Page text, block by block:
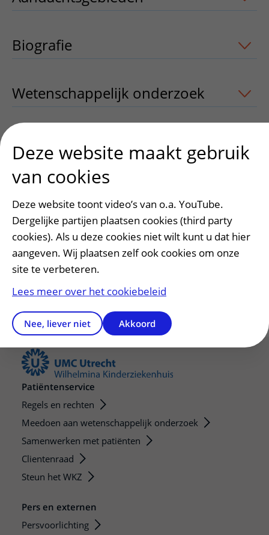
Biografie
Wetenschappelijk onderzoek
uitklapper, klik om te
Heeft deze informatie u geholpen?
Ja
Nee
Patiëntenservice
Regels en rechten
Meedoen aan wetenschappelijk onderzoek
Samenwerken met patiënten
Clientenraad
Steun het WKZ
Pers en externen
Persvoorlichting
Deze website maakt gebruik
van cookies
Deze website toont video’s van o.a. YouTube.
Dergelijke partijen plaatsen cookies (third party
cookies). Als u deze cookies niet wilt kunt u dat hier
aangeven. Wij plaatsen zelf ook cookies om onze
site te verbeteren.
Lees meer over het cookiebeleid
Nee, liever niet Akkoord